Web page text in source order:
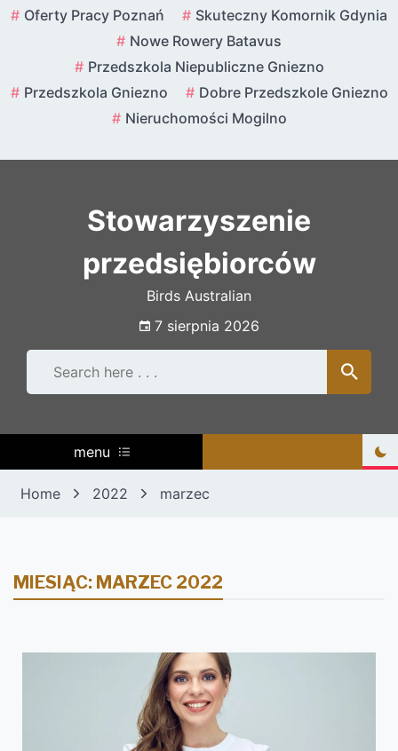
SkipOferty Pracy Poznań
Skuteczny Komornik Gdynia
Nowe Rowery Batavus
Przedszkola Niepubliczne Gniezno
Przedszkola Gniezno
Dobre Przedszkole Gniezno
Nieruchomości Mogilno
Stowarzyszenie
przedsiębiorców
Birds Australian
7 sierpnia 2026
menu
Home 2022 marzec
MIESIĄC: MARZEC 2022